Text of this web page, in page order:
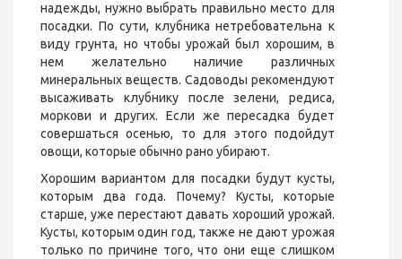
надежды, нужно выбрать правильно место для
посадки. По сути, клубника нетребовательна к
виду грунта, но чтобы урожай был хорошим, в
нем желательно наличие различных
минеральных веществ. Садоводы рекомендуют
высаживать клубнику после зелени, редиса,
моркови и других. Если же пересадка будет
совершаться осенью, то для этого подойдут
овощи, которые обычно рано убирают.
Хорошим вариантом для посадки будут кусты,
которым два года. Почему? Кусты, которые
старше, уже перестают давать хороший урожай.
Кусты, которым один год, также не дают урожая
только по причине того, что они еще слишком